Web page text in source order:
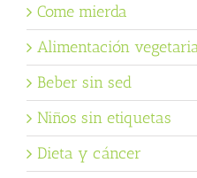
Come mierda
Alimentación
Beber sin sed
Niños sin etiquetas
Dieta y cáncer